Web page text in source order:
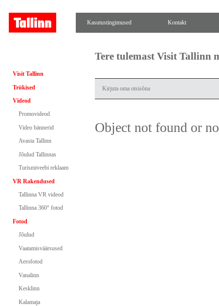
Kasutustingimused Kontakt
Visit Tallinn
Trükised
Videod
Promovideod
Video bännerid
Avasta Tallinn
Jõulud Tallinnas
Turismiveebi reklaam
VR Rakendused
Tallinna VR videod
Tallinna 360° fotod
Fotod
Jõulud
Vaatamisväärsused
Aerofotod
Vanalinn
Kesklinn
Kalamaja
Tere tulemast Visit Tallinn
Object not found or